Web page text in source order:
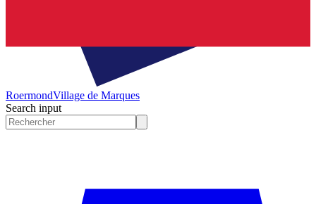
RoermondVillage de Marques
Search input